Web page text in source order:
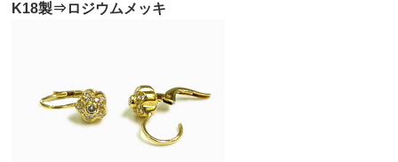
K18製⇒ロジウムメッキ